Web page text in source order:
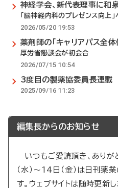
神経学会、新代表理事に和
「脳神経内科のプレゼンス向上」
2026/05/20 19:53
薬剤師の「キャリアパス全体
厚労省懇談会が初会合
2026/07/15 10:54
3度目の製薬協委員長連載
2025/09/16 11:23
編集長からのお知らせ
いつもご愛読頂き、ありが
（水）～14日（金）は日刊薬
す。ウェブサイトは随時更新し